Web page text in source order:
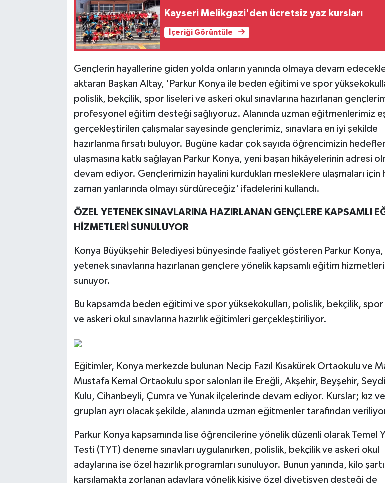
Kayseri Melikgazi'den ücretsiz yaz kursları
İçeriği Görüntüle
Gençlerin hayallerine giden yolda onların yanında olmaya devam
aktaran Başkan Altay, 'Parkur Konya ile beden eğitimi ve spor
polislik, bekçilik, spor liseleri ve askeri okul sınavlarına hazırlanan
profesyonel eğitim desteği sağlıyoruz. Alanında uzman eğitmenlerimiz
gerçekleştirilen çalışmalar sayesinde gençlerimiz, sınavlara en iyi şekilde
hazırlanma fırsatı buluyor. Bugüne kadar çok sayıda öğrencimizin
ulaşmasına katkı sağlayan Parkur Konya, yeni başarı hikâyelerinin adresi
devam ediyor. Gençlerimizin hayalini kurdukları mesleklere ulaşmaları için
zaman yanlarında olmayı sürdüreceğiz' ifadelerini kullandı.
ÖZEL YETENEK SINAVLARINA HAZIRLANAN GENÇLERE KAPSAMLI
HİZMETLERİ SUNULUYOR
Konya Büyükşehir Belediyesi bünyesinde faaliyet gösteren Parkur Konya,
yetenek sınavlarına hazırlanan gençlere yönelik kapsamlı eğitim hizmetleri
sunuyor.
Bu kapsamda beden eğitimi ve spor yüksekokulları, polislik, bekçilik, spor
ve askeri okul sınavlarına hazırlık eğitimleri gerçekleştiriliyor.
Eğitimler, Konya merkezde bulunan Necip Fazıl Kısakürek Ortaokulu ve
Mustafa Kemal Ortaokulu spor salonları ile Ereğli, Akşehir, Beyşehir,
Kulu, Cihanbeyli, Çumra ve Yunak ilçelerinde devam ediyor. Kurslar; kız
grupları ayrı olacak şekilde, alanında uzman eğitmenler tarafından
Parkur Konya kapsamında lise öğrencilerine yönelik düzenli olarak Temel
Testi (TYT) deneme sınavları uygulanırken, polislik, bekçilik ve askeri okul
adaylarına ise özel hazırlık programları sunuluyor. Bunun yanında, kilo
karşılamakta zorlanan adaylara yönelik kişiye özel diyetisyen desteği de